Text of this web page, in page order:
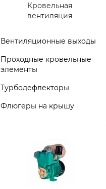
Кровельная
вентиляция
Вентиляционные выходы
Проходные кровельные
элементы
Турбодефлекторы
Флюгеры на крышу